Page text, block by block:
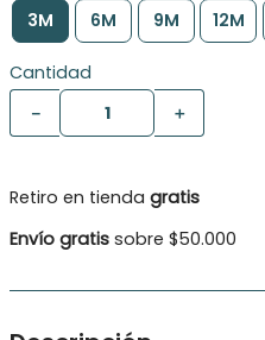
3M 6M 9M 12M
Cantidad
＋
－
Retiro en tienda gratis
Envío gratis sobre $50.000